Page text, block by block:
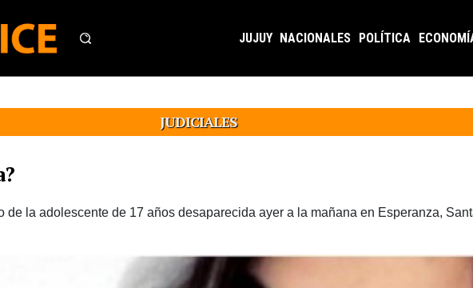
JUJUY NACIONALES POLÍTICA
JUDICIALES
de la adolescente de 17 años desaparecida ayer a la mañana en Esperanza,